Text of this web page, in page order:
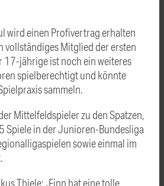
wird einen Profivertrag erhalten
vollständiges Mitglied der ersten
17-jährige ist noch ein weiteres
spielberechtigt und könnte
sammeln.
Mittelfeldspieler zu den Spatzen,
Spiele in der Junioren-Bundesliga
sowie einmal im
Thiele: „Finn hat eine tolle